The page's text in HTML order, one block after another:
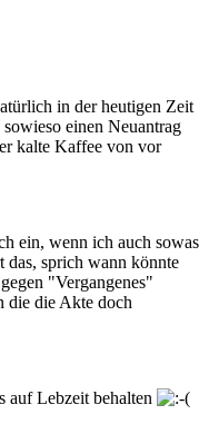
in der heutigen Zeit
einen Neuantrag
kalte Kaffee von vor
ein, wenn ich auch sowas
das, sprich wann könnte
"Vergangenes"
die die Akte doch
auf Lebzeit behalten